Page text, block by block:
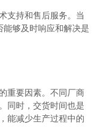
支持和售后服务。当
能够及时响应和解决是
重要因素。不同厂商
同时，交货时间也是
能减少生产过程中的